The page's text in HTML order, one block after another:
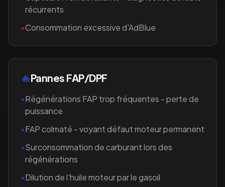
récurrents
•Consommation excessive d'AdBlue
🔥Pannes FAP/DPF
•Régénérations FAP trop fréquentes - perte de
puissance
•FAP colmaté - voyant défaut moteur permanent
•Surconsommation de carburant lors des
régénérations
•Dilution de l'huile moteur par le gasoil